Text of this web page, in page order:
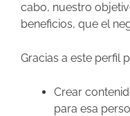
cabo, nuestro
beneficios, que el
Gracias a este perfil
Crear
para esa